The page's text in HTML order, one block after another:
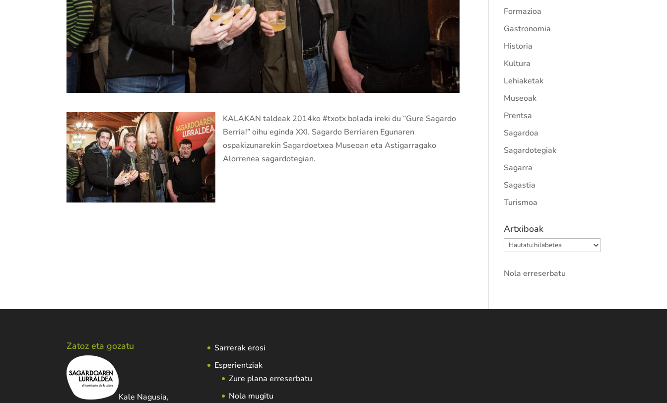
KALAKAN taldeak 2014ko #txotx bolada ireki du “Gure Sagardo
Berria!” oihu eginda XXI. Sagardo Berriaren Egunaren
ospakizunarekin Sagardoetxea Museoan eta Astigarragako
Alorrenea sagardotegian.
Formazioa
Gastronomia
Historia
Kultura
Lehiaketak
Museoak
Prentsa
Sagardoa
Sagardotegiak
Sagarra
Sagastia
Turismoa
Artxiboak
Artxiboak
Nola erreserbatu
Zatoz eta gozatu
Kale Nagusia,
Sarrerak erosi
Esperientziak
Zure plana erreserbatu
Nola mugitu